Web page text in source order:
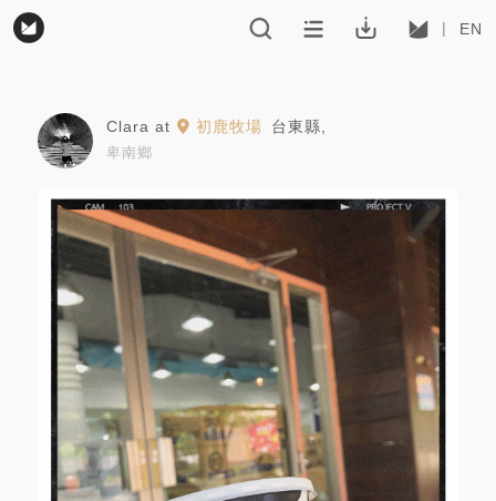
EN
Clara at 初鹿牧場 台東縣
卑南鄉